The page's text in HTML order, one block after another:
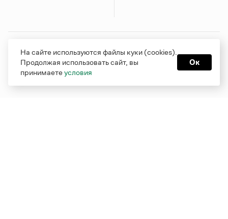
Грамота в соцсетях
На сайте используются файлы куки (cookies).
Продолжая использовать сайт, вы
принимаетеусловия
Ок